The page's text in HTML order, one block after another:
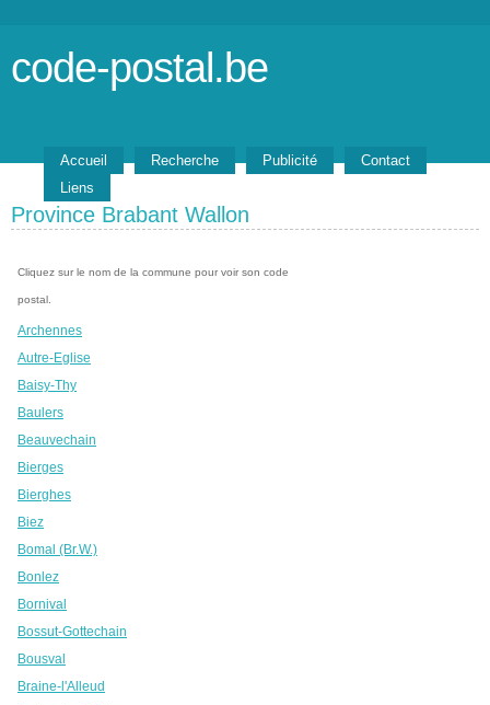
code-postal.be
Accueil Recherche Publicité
Contact
Liens
Province Brabant Wallon
Cliquez sur le nom de la commune pour voir son code
postal.
Archennes
Autre-Eglise
Baisy-Thy
Baulers
Beauvechain
Bierges
Bierghes
Biez
Bomal (Br.W.)
Bonlez
Bornival
Bossut-Gottechain
Bousval
Braine-l'Alleud